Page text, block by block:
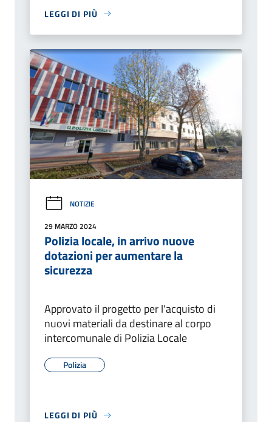
LEGGI DI PIÙ
NOTIZIE
29 MARZO 2024
Polizia locale, in arrivo nuove
dotazioni per aumentare la
sicurezza
Approvato il progetto per l'acquisto di
nuovi materiali da destinare al corpo
intercomunale di Polizia Locale
Polizia
LEGGI DI PIÙ